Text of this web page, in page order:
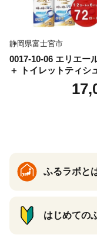
静岡県富士宮市
0017-10-06 エリエー
＋ トイレットティシ
っかり香るフレッシュ
の香り ダブル 12ロ
ふるラボと
はじめての